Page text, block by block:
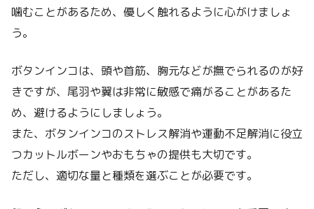
噛むことがあるため、優しく触れるように心がけましょ
う。
ボタンインコは、頭や首筋、胸元などが撫でられるのが好
きですが、尾羽や翼は非常に敏感で痛がることがあるた
め、避けるようにしましょう。
また、ボタンインコのストレス解消や運動不足解消に役立
つカットルボーンやおもちゃの提供も大切です。
ただし、適切な量と種類を選ぶことが必要です。